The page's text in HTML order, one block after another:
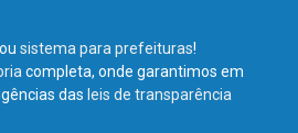
ou sistema para prefeituras!
completa, onde garantimos em
das leis de transparência